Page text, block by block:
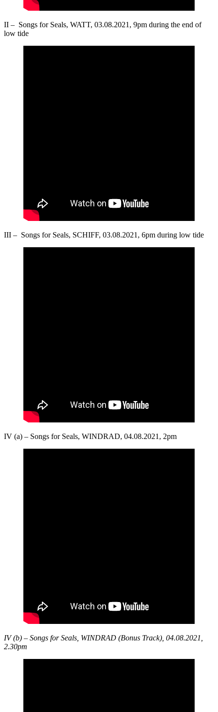
II – Songs for Seals, WATT, 03.08.2021, 9pm during the end of
low tide
III – Songs for Seals, SCHIFF, 03.08.2021, 6pm during low tide
IV (a) – Songs for Seals, WINDRAD, 04.08.2021, 2pm
IV (b) – Songs for Seals, WINDRAD (Bonus Track), 04.08.2021,
2.30pm